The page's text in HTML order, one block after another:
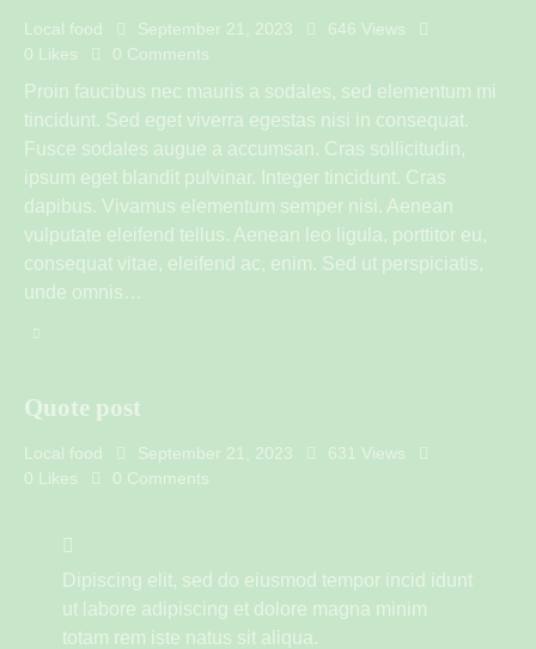
Local food September 21, 2023 646 Views
0 Likes 0 Comments
Proin faucibus nec mauris a sodales, sed elementum mi
tincidunt. Sed eget viverra egestas nisi in consequat.
Fusce sodales augue a accumsan. Cras sollicitudin,
ipsum eget blandit pulvinar. Integer tincidunt. Cras
dapibus. Vivamus elementum semper nisi. Aenean
vulputate eleifend tellus. Aenean leo ligula, porttitor eu,
consequat vitae, eleifend ac, enim. Sed ut perspiciatis,
unde omnis…
Quote post
Local food September 21, 2023 631 Views
0 Likes 0 Comments
Dipiscing elit, sed do eiusmod tempor incid idunt
ut labore adipiscing et dolore magna minim
totam rem iste natus sit aliqua.